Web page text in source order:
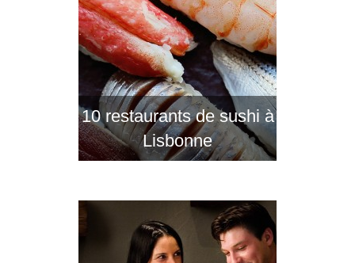
10 restaurants de sushi à
Lisbonne